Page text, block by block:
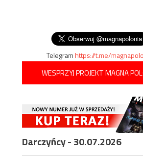
Telegramhttps://t.me/
WESPRZYJ PROJEKT MAGNA
Darczyńcy - 30.07.2026